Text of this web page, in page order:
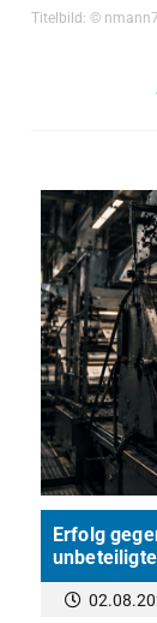
Titelbild: ©
Erfolg